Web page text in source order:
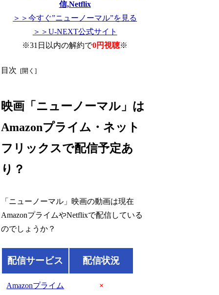
＞＞今すぐ”ニューノーマル”を見る
＞＞U-NEXT公式サイト
※31日以内の解約で0円視聴※
目次
映画「ニューノーマル」は
Amazonプライム・ネット
フリックスで配信予定あ
り？
「ニューノーマル」映画の動画は現在
AmazonプライムやNetflixで配信している
のでしょうか？
配信サービス 配信状況
Amazonプライム ×